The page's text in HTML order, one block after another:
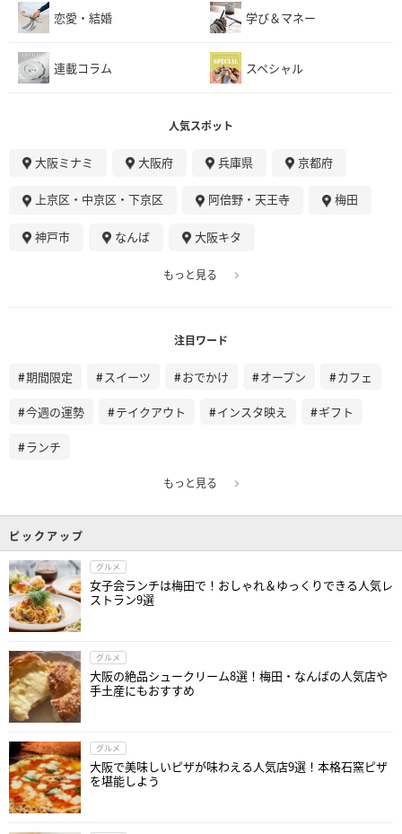
恋愛・結婚 学び＆マネー
連載コラム スペシャル
人気スポット
大阪ミナミ 大阪府 兵庫県 京都府
上京区・中京区・下京区 阿倍野・天王寺 梅田
神戸市 なんば 大阪キタ
もっと見る
注目ワード
期間限定 スイーツ おでかけ オープン カフェ
今週の運勢 テイクアウト インスタ映え ギフト
ランチ
もっと見る
ピックアップ
グルメ
女子会ランチは梅田で！おしゃれ＆ゆっくりできる人気レ
ストラン9選
グルメ
大阪の絶品シュークリーム8選！梅田・なんばの人気店や
手土産にもおすすめ
グルメ
大阪で美味しいピザが味わえる人気店9選！本格石窯ピザ
を堪能しよう